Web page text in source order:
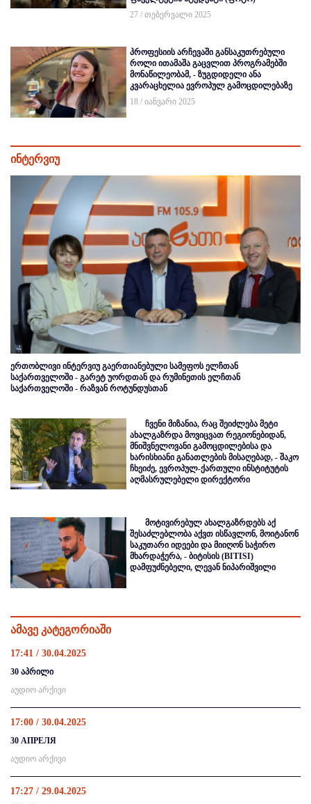
27 / თებერვალი 2025
პროფესიის არჩევაში განსაკუთრებული
როლი ითამაშა გაცვლით პროგრამებში
მონაწილეობამ, - ზუგდიდელი ანა
კვარაცხელია ევროპულ გამოცდილებაზე
18 / იანვარი 2025
ინტერვიუ
ერთობლივი ინტერვიუ გაერთიანებული სამეფოს ელჩთან
საქართველოში - გარეტ უორდთან და რუმინეთის ელჩთან
საქართველოში - რაზვან როტუნდუსთან
ჩვენი მიზანია, რაც შეიძლება მეტი
ახალგაზრდა მოვიცვათ რეგიონებიდან,
მნიშვნელოვანი გამოცდილებისა და
ხარისხიანი განათლების მისაღებად, - შაკო
ჩხეიძე, ევროპულ-ქართული ინსტიტუტის
აღმასრულებელი დირექტორი
მოტივირებულ ახალგაზრდებს აქ
შესაძლებლობა აქვთ ისწავლონ, მოიტანონ
საკუთარი იდეები და მიიღონ საჭირო
მხარდაჭერა, - ბიტისის (BITISI)
დამფუძნებელი, ლევან ნიპარიშვილი
ამავე კატეგორიაში
17:41 / 30.04.2025
30 აპრილი
აუდიო არქივი
17:00 / 30.04.2025
30 АПРЕЛЯ
აუდიო არქივი
17:27 / 29.04.2025